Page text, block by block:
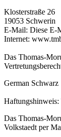
Klosterstraße 26
19053 Schwerin
E-Mail: Diese E-
Internet:
Das Thomas-
German Schwarz
Das Thomas-
Volkstaedt per